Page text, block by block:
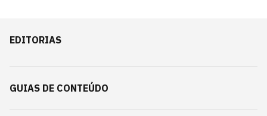
EDITORIAS
GUIAS DE CONTEÚDO